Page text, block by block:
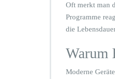
Oft merkt man
Programme
die
Warum
Moderne